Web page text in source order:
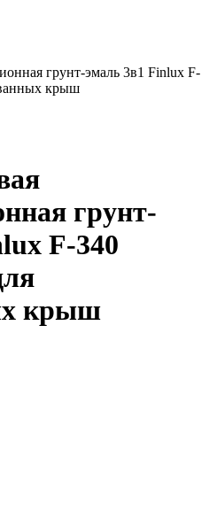
грунт-эмаль 3в1 Finlux F-
крыш
грунт-
F-340
крыш